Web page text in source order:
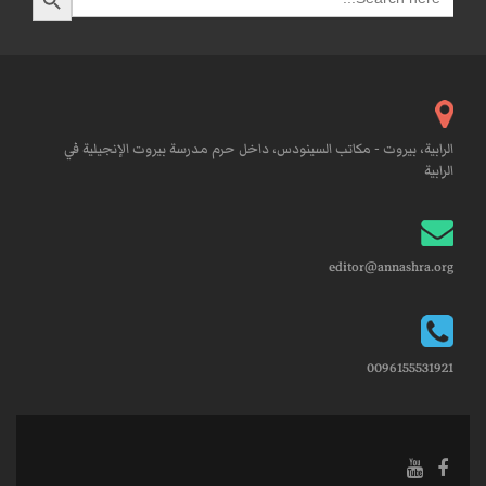
الرابية، بيروت - مكاتب السينودس، داخل حرم مدرسة بيروت الإنجيلية في
الرابية
editor@annashra.org
0096155531921